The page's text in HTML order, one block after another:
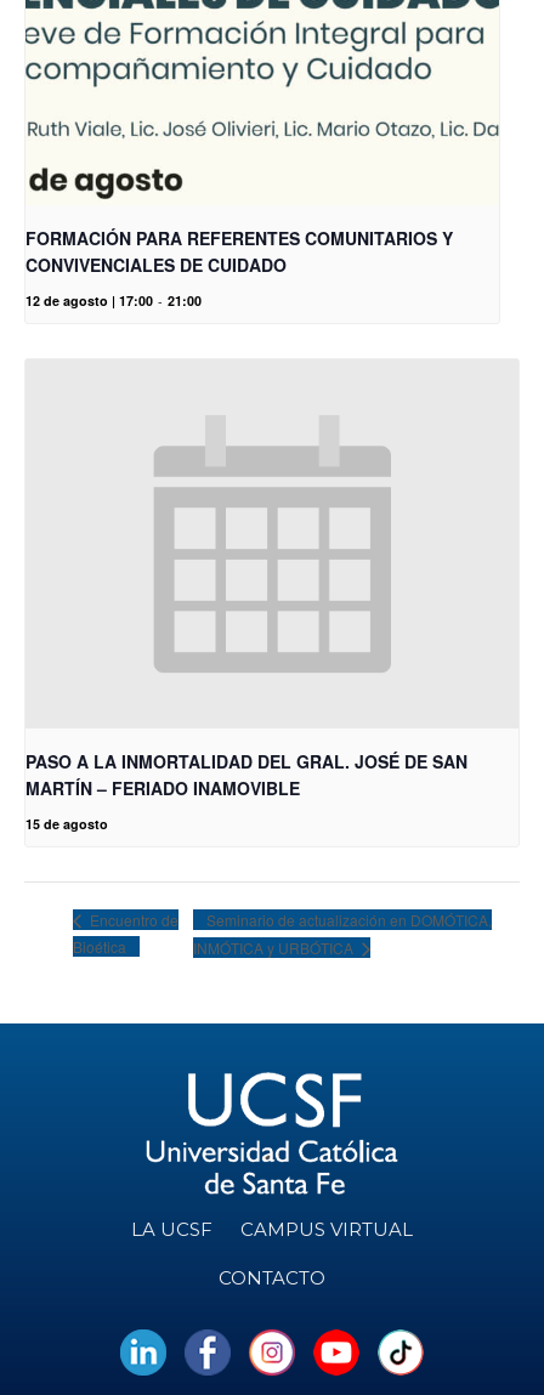
FORMACIÓN PARA REFERENTES COMUNITARIOS Y
CONVIVENCIALES DE CUIDADO
12 de agosto | 17:00 - 21:00
PASO A LA INMORTALIDAD DEL GRAL. JOSÉ DE SAN
MARTÍN – FERIADO INAMOVIBLE
15 de agosto
Encuentro de
Bioética
Seminario de actualización en DOMÓTICA,
INMÓTICA y URBÓTICA
LA UCSF CAMPUS VIRTUAL
CONTACTO